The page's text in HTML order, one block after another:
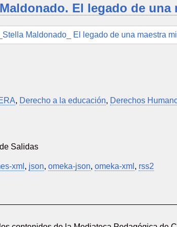
El legado de una
, Derecho a la educación, Derechos
Salidas
xml , json,omeka-json,omeka-xml , rss2